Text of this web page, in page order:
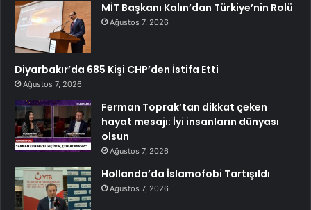
MİT Başkanı Kalın’dan Türkiye’nin Rolü
Ağustos 7, 2026
Diyarbakır’da 685 Kişi CHP’den İstifa Etti
Ağustos 7, 2026
Ferman Toprak’tan dikkat çeken
hayat mesajı: İyi insanların dünyası
olsun
Ağustos 7, 2026
Hollanda’da İslamofobi Tartışıldı
Ağustos 7, 2026